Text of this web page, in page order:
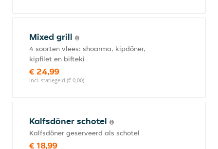
Mixed grill
4 soorten vlees: shoarma, kipdöner,
kipfilet en bifteki
€ 24,99
incl. statiegeld (€ 0,00)
Kalfsdöner schotel
Kalfsdöner geserveerd als schotel
€ 18,99